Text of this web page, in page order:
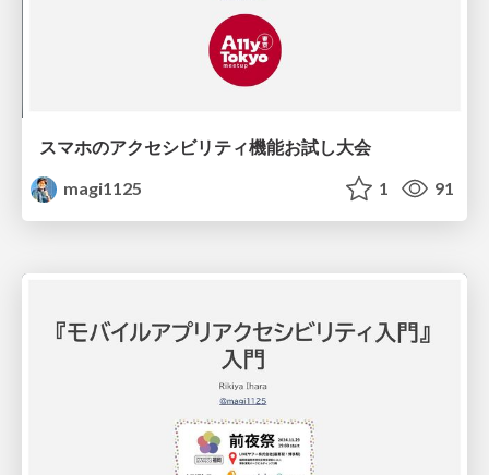
スマホのアクセシビリティ機能お試し大会
magi1125
1 91